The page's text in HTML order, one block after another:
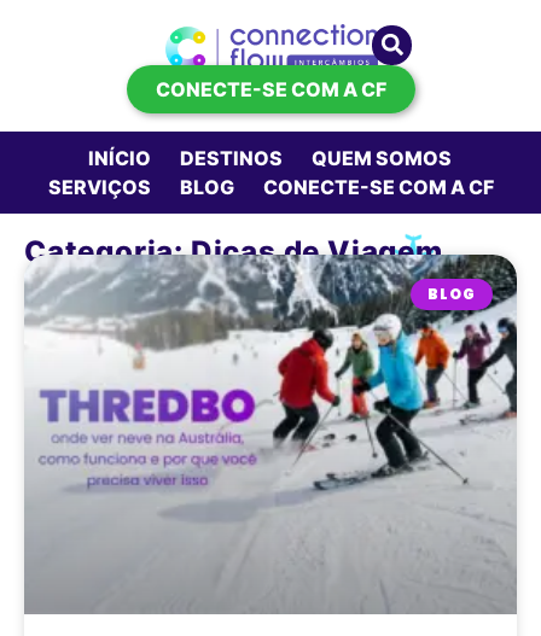
CONECTE-SE COM A CF
INÍCIO DESTINOS
QUEM SOMOS
SERVIÇOS
BLOG CONECTE-SE COM A CF
Categoria: Dicas de Viagem
BLOG